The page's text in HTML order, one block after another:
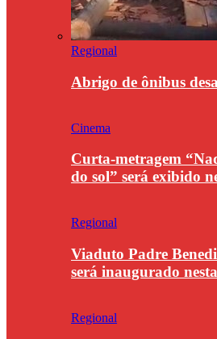
Regional
Abrigo de ônibus
Cinema
Curta-metragem
do sol” será exibido
Regional
Viaduto Padre
será inaugurado
Regional